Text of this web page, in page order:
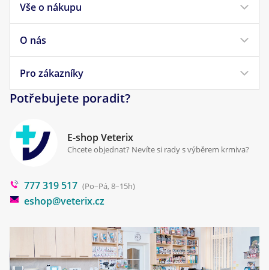
Krmivo pro psy
Krmivo pro kočky
Veterinární diety
Pamlsky pro psy
Vše o nákupu
Doprava a platba
Obchodní podmínky
Reklamace a vrácení
Cookies a podmínky používání
O nás
Náš příběh
Pro zákazníky
Klinika Prostějov
Poradna
Blog
Potřebujete poradit?
E-shop Veterix
Chcete objednat? Nevíte si rady s výběrem krmiva?
777 319 517 (Po–Pá, 8–15h)
eshop@veterix.cz